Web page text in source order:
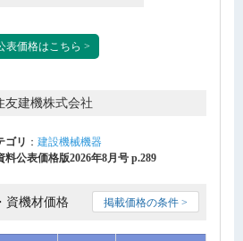
表価格はこちら >
友建機株式会社
ゴリ ： 建設機械機器
料公表価格版2026年8月号 p.289
資機材価格 掲載価格の条件 >